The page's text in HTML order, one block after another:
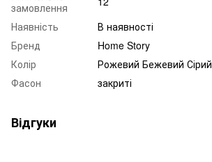
замовлення
Наявність
В наявності
Бренд
Home Story
Колір
Рожевий Бежевий Сірий
Фасон
закриті
Відгуки